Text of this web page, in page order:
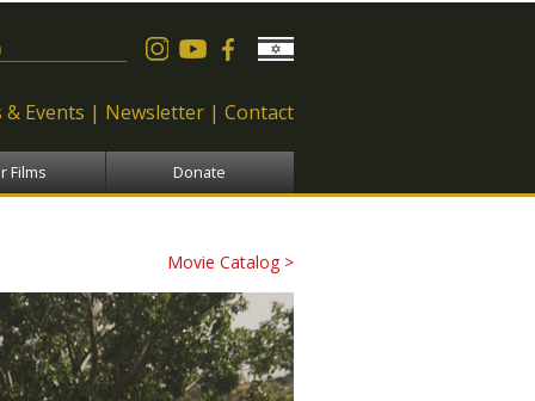
& Events Newsletter Contact
Films Donate
Movie Catalog >